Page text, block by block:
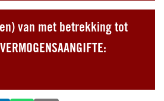
van met betrekking tot